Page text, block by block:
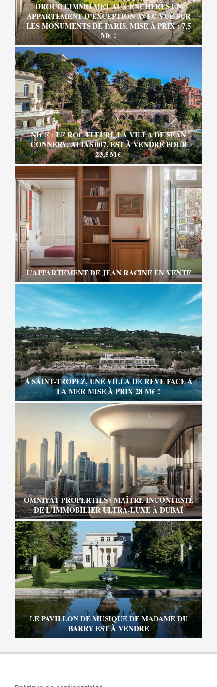
DROUOT.IMMO MET AUX ENCHÈRES UN
APPARTEMENT D’EXCEPTION AVEC VUE SUR
LES MONUMENTS DE PARIS, MISE À PRIX : 7,5
M€ !
NICE : LE ROC FLEURI, LA VILLA DE SEAN
CONNERY, ALIAS 007, EST À VENDRE POUR
23,5 M €
L’APPARTEMENT DE JEAN RACINE EN VENTE
À SAINT-TROPEZ, UNE VILLA DE RÊVE FACE À
LA MER MISE À PRIX 28 M€ !
OMNIYAT PROPERTIES : MAÎTRE INCONTESTÉ
DE L’IMMOBILIER ULTRA-LUXE À DUBAÏ
LE PAVILLON DE MUSIQUE DE MADAME DU
BARRY EST À VENDRE